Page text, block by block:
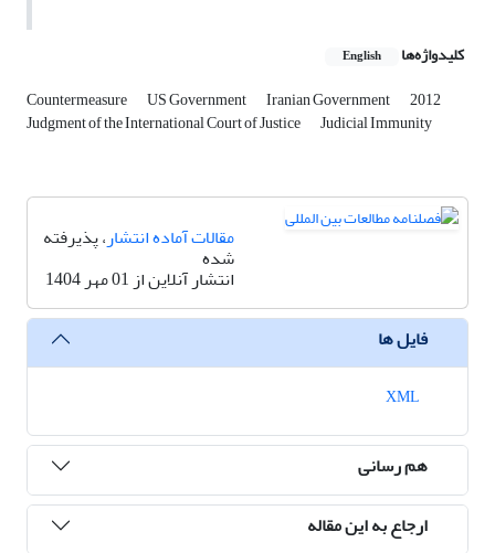
کلیدواژه‌ها English
Countermeasure US Government Iranian Government 2012
Judgment of the International Court of Justice Judicial Immunity
مقالات آماده انتشار، پذیرفته
شده
انتشار آنلاین از 01 مهر 1404
فایل ها
هم رسانی
ارجاع به این مقاله